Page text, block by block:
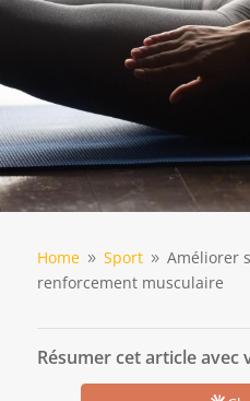
Home 9 Sport 9 Améliorer
renforcement musculaire
Résumer cet article avec